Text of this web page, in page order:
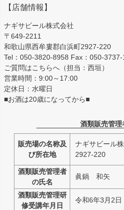
【店舗情報】
ナギサビール株式会社
〒649-2211
和歌山県西牟婁郡白浜町2927-220
Tel：050-3820-8958 Fax：050-3737-
ご質問はこちらへ（担当：西垣）
営業時間：9:00～17:00
定休日：水曜日
■お酒は20歳になってから■
酒類販売管理
販売場の名称及
び所在地
ナギサビール
2927-220
酒類販売管理者
の氏名
眞鍋 和矢
酒類販売管理研
修受講年月日
令和6年3月2日